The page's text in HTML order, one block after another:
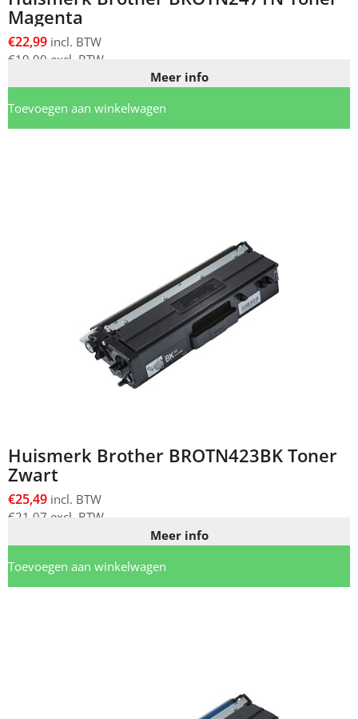
Magenta
€22,99 incl. BTW
€19,00 excl. BTW
Meer info
Toevoegen aan winkelwagen
Huismerk Brother BROTN423BK Toner
Zwart
€25,49 incl. BTW
€21,07 excl. BTW
Meer info
Toevoegen aan winkelwagen